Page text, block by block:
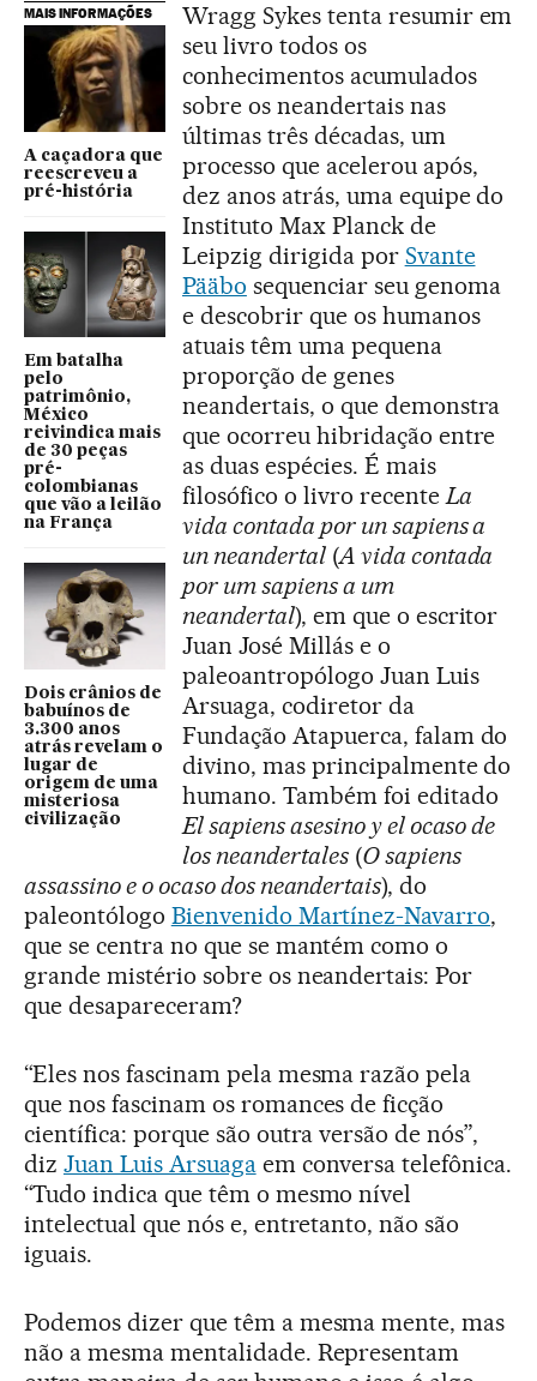
MAIS INFORMAÇÕES
A caçadora que
reescreveu a
pré-história
Em batalha
pelo
patrimônio,
México
reivindica mais
de 30 peças
pré-
colombianas
que vão a leilão
na França
Dois crânios de
babuínos de
3.300 anos
atrás revelam o
lugar de
origem de uma
misteriosa
civilização
Wragg Sykes tenta resumir em
seu livro todos os
conhecimentos acumulados
sobre os neandertais nas
últimas três décadas, um
processo que acelerou após,
dez anos atrás, uma equipe do
Instituto Max Planck de
Leipzig dirigida por Svante
Pääbo sequenciar seu genoma
e descobrir que os humanos
atuais têm uma pequena
proporção de genes
neandertais, o que demonstra
que ocorreu hibridação entre
as duas espécies. É mais
filosófico o livro recenteLa
vida contada por un sapiens a
un neandertal(A vida contada
por um sapiens a um
neandertal), em que o escritor
Juan José Millás e o
paleoantropólogo Juan Luis
Arsuaga, codiretor da
Fundação Atapuerca, falam do
divino, mas principalmente do
humano. Também foi editado
El sapiens asesino y el ocaso de
los neandertales(O sapiens
assassino e o ocaso dos neandertais), do
paleontólogo Bienvenido Martínez-Navarro,
que se centra no que se mantém como o
grande mistério sobre os neandertais: Por
que desapareceram?
“Eles nos fascinam pela mesma razão pela
que nos fascinam os romances de ficção
científica: porque são outra versão de nós”,
diz Juan Luis Arsuagaem conversa telefônica.
“Tudo indica que têm o mesmo nível
intelectual que nós e, entretanto, não são
iguais.
Podemos dizer que têm a mesma mente, mas
não a mesma mentalidade. Representam